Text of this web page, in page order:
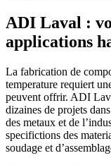
ADI Laval :
applications
La fabrication de
temperature requiert
peuvent offrir. ADI
dizaines de projets
des metaux et de
specifictions des
soudage et